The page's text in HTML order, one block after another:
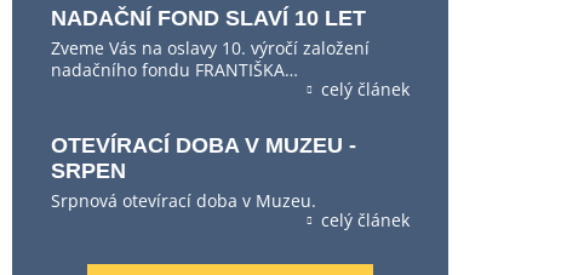
NADAČNÍ FOND SLAVÍ 10 LET
Zveme Vás na oslavy 10. výročí založení
nadačního fondu FRANTIŠKA…
celý článek
OTEVÍRACÍ DOBA V MUZEU -
SRPEN
Srpnová otevírací doba v Muzeu.
celý článek